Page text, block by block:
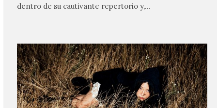
dentro de su cautivante repertorio y,…